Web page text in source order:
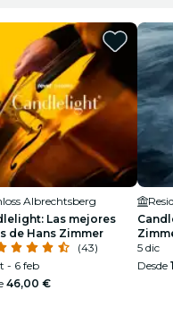
Albrechtsberg
Las mejores
de Hans Zimmer
(43)
- 6 feb
46,00 €
5 dic
Desde